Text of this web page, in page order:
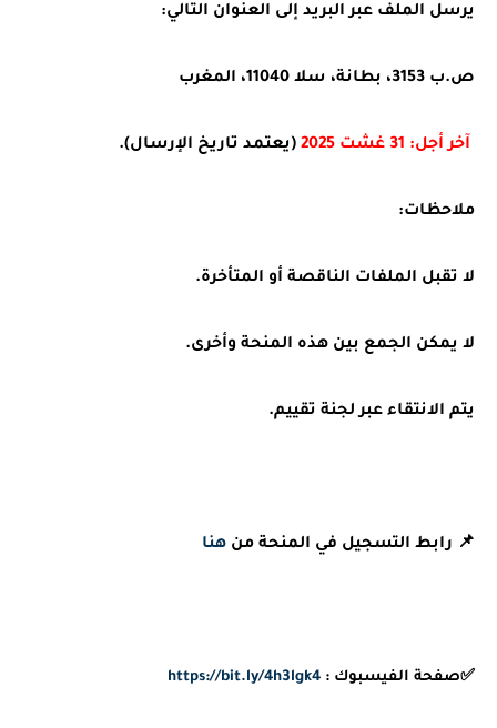
يرسل الملف عبر البريد إلى العنوان التالي:
ص.ب 3153، بطانة، سلا 11040، المغرب
آخر أجل: 31 غشت 2025 (يعتمد تاريخ الإرسال).
ملاحظات:
لا تقبل الملفات الناقصة أو المتأخرة.
لا يمكن الجمع بين هذه المنحة وأخرى.
يتم الانتقاء عبر لجنة تقييم.
📌 رابط التسجيل في المنحة من هنا
✅صفحة الفيسبوك : https://bit.ly/4h3lgk4